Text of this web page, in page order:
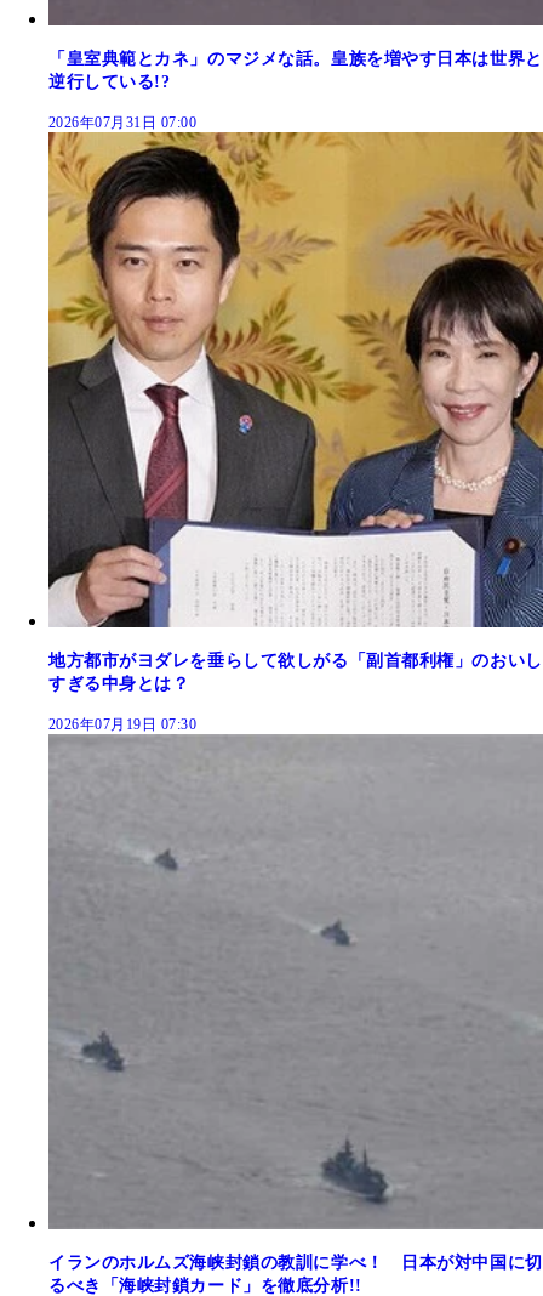
「皇室典範とカネ」のマジメな話。皇族を増やす日本は世界と
逆行している!?
2026年07月31日 07:00
地方都市がヨダレを垂らして欲しがる「副首都利権」のおいし
すぎる中身とは？
2026年07月19日 07:30
イランのホルムズ海峡封鎖の教訓に学べ！ 日本が対中国に切
るべき「海峡封鎖カード」を徹底分析!!